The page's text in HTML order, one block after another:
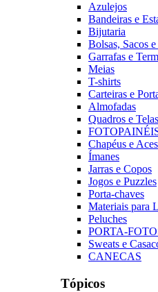
Azulejos
Bandeiras e
Bijutaria
Bolsas, Sacos
Garrafas e
Meias
T-shirts
Carteiras e
Almofadas
Quadros e Telas
Chapéus e
Ímanes
Jarras e Copos
Jogos e Puzzles
Porta-chaves
Materiais para
Peluches
PORTA-
Sweats e
CANECAS
Tópicos